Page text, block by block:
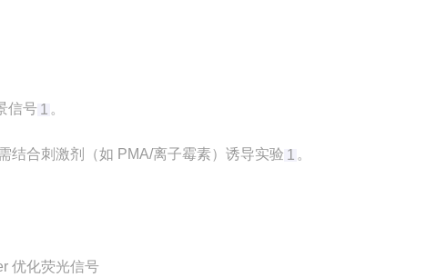
信号‌ 1 。
结合刺激剂（如 PMA/离子霉素）诱导实验‌ 1 。
优化荧光信号‌